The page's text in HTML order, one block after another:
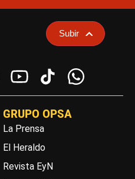
Subir
GRUPO OPSA
La Prensa
El Heraldo
Revista EyN